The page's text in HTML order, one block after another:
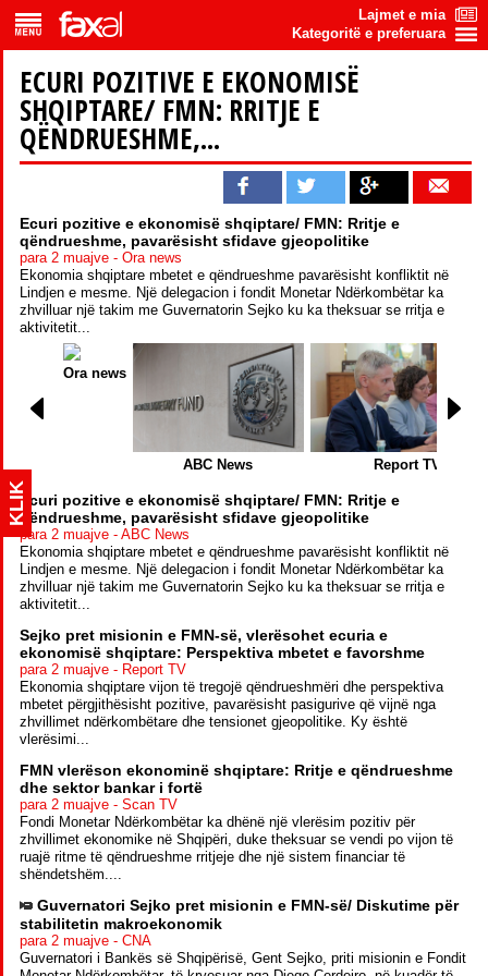
Lajmet e mia
Kategoritë e preferuara
ECURI POZITIVE E EKONOMISË
SHQIPTARE/ FMN: RRITJE E
QËNDRUESHME,...
Ecuri pozitive e ekonomisë shqiptare/ FMN: Rritje e
qëndrueshme, pavarësisht sfidave gjeopolitike
para 2 muajve - Ora news
Ekonomia shqiptare mbetet e qëndrueshme pavarësisht konfliktit në
Lindjen e mesme. Një delegacion i fondit Monetar Ndërkombëtar ka
zhvilluar një takim me Guvernatorin Sejko ku ka theksuar se rritja e
aktivitetit...
Ora news
ABC News Report TV
Ecuri pozitive e ekonomisë shqiptare/ FMN: Rritje e
qëndrueshme, pavarësisht sfidave gjeopolitike
para 2 muajve - ABC News
Ekonomia shqiptare mbetet e qëndrueshme pavarësisht konfliktit në
Lindjen e mesme. Një delegacion i fondit Monetar Ndërkombëtar ka
zhvilluar një takim me Guvernatorin Sejko ku ka theksuar se rritja e
aktivitetit...
Sejko pret misionin e FMN-së, vlerësohet ecuria e
ekonomisë shqiptare: Perspektiva mbetet e favorshme
para 2 muajve - Report TV
Ekonomia shqiptare vijon të tregojë qëndrueshmëri dhe perspektiva
mbetet përgjithësisht pozitive, pavarësisht pasigurive që vijnë nga
zhvillimet ndërkombëtare dhe tensionet gjeopolitike. Ky është
vlerësimi...
FMN vlerëson ekonominë shqiptare: Rritje e qëndrueshme
dhe sektor bankar i fortë
para 2 muajve - Scan TV
Fondi Monetar Ndërkombëtar ka dhënë një vlerësim pozitiv për
zhvillimet ekonomike në Shqipëri, duke theksuar se vendi po vijon të
ruajë ritme të qëndrueshme rritjeje dhe një sistem financiar të
shëndetshëm....
Guvernatori Sejko pret misionin e FMN-së/ Diskutime për
stabilitetin makroekonomik
para 2 muajve - CNA
Guvernatori i Bankës së Shqipërisë, Gent Sejko, priti misionin e Fondit
KLIK